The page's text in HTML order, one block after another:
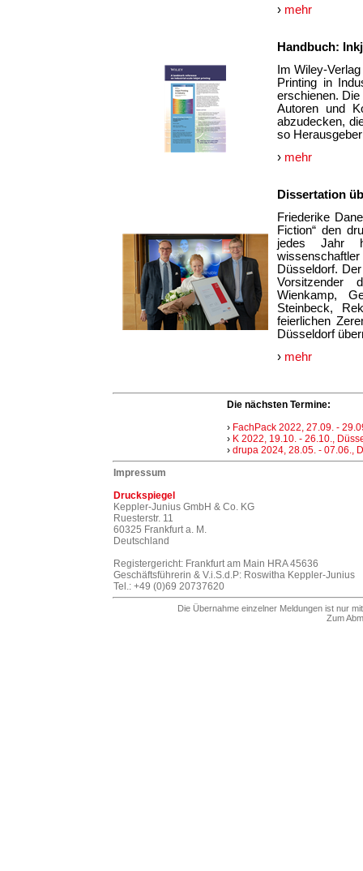
› mehr
Handbuch:
Im Wiley-
Printing in
erschienen.
Autoren und
abzudecken,
so
› mehr
Dissertation
Friederike
Fiction“ den
jedes Jahr
wissenschaftler
Düsseldorf.
Vorsitzender
Wienkamp,
Steinbeck,
feierlichen
Düsseldorf
› mehr
Die nächsten Termine:
› FachPack 2022, 27.09. -
› K 2022, 19.10. - 26.10.,
› drupa 2024, 28.05. - 07.06.,
Impressum
Druckspiegel
Keppler-Junius GmbH & Co. KG
Ruesterstr. 11
60325 Frankfurt a. M.
Deutschland
Registergericht: Frankfurt am Main HRA 45636
Geschäftsführerin & V.i.S.d.P: Roswitha Keppler-Junius
Tel.: +49 (0)69 20737620
Die Übernahme einzelner Meldungen ist nur
Zum